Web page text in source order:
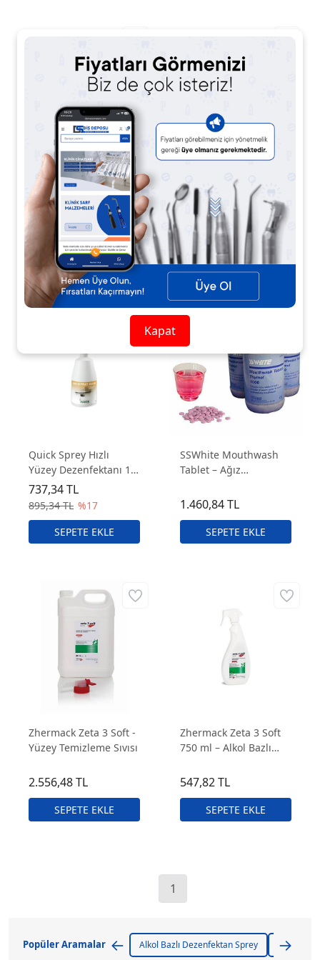
Microvem 18 Plus –
%18 EDTA Kök Kanal
İrrigasyon ve Smear
Tabakası Temizleme
Solüsyonu
Fiyat Sorunuz
Microvem AF Wipes –
Tıbbi Cihazlar İçin
Yüzey Dezenfektanı
Fiyat Sorunuz
Quick Sprey Hızlı
Yüzey Dezenfektanı 1
Litre – Kullanıma Hazır
Alkol Bazlı
Dezenfektan
895,34 TL %17
737,34 TL
SSWhite Mouthwash
Tablet – Ağız
Ferahlatıcı Bakım
1.460,84 TL
Zhermack Zeta 3 Soft -
Yüzey Temizleme Sıvısı
2.556,48 TL
Zhermack Zeta 3 Soft
750 ml – Alkol Bazlı
Dezenfeksiyon Sıvısı
547,82 TL
1
Popüler Aramalar ← Alkol Bazlı Dezenfektan Sprey Alkol
→
Kapat